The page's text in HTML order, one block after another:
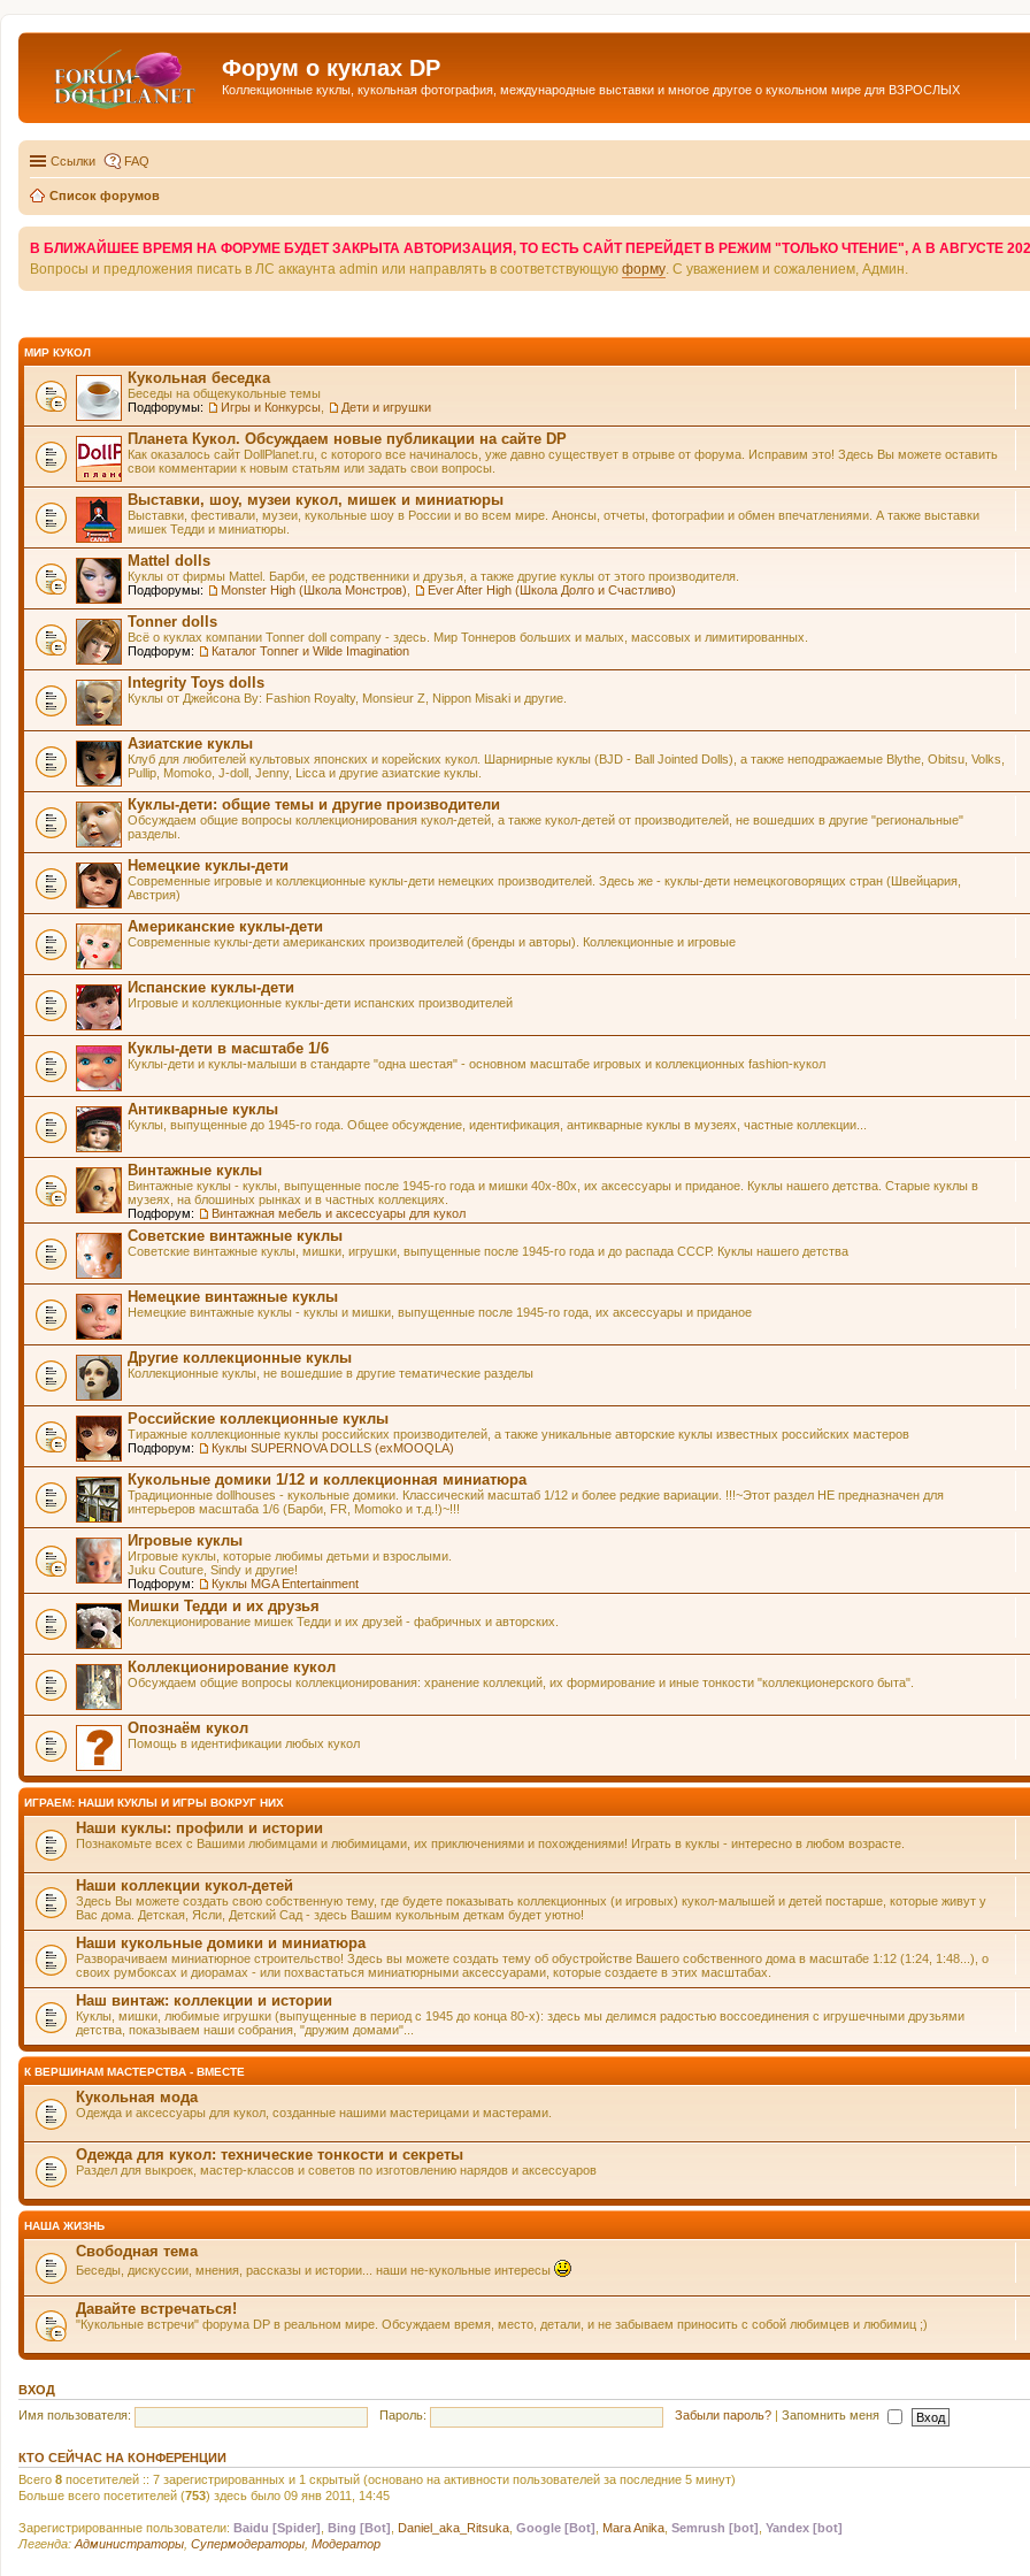
Форум о куклах DP
Коллекционные куклы, кукольная фотография, международные выставки и многое другое о кукольном мире для ВЗРОСЛЫХ
Ссылки FAQ
Список форумов
В БЛИЖАЙШЕЕ ВРЕМЯ НА ФОРУМЕ БУДЕТ ЗАКРЫТА АВТОРИЗАЦИЯ, ТО ЕСТЬ САЙТ ПЕРЕЙДЕТ В РЕЖИМ "ТОЛЬКО ЧТЕНИЕ", А В АВГУСТЕ
Вопросы и предложения писать в ЛС аккаунта admin или направлять в соответствующую форму . С уважением и сожалением, Админ.
МИР КУКОЛ
Кукольная беседка
Беседы на общекукольные темы
Подфорумы:
Игры и Конкурсы Дети и игрушки
Планета Кукол. Обсуждаем новые публикации на сайте DP
Как оказалось сайт DollPlanet.ru, с которого все начиналось, уже давно существует в отрыве от форума. Исправим это! Здесь Вы можете оставить
свои комментарии к новым статьям или задать свои вопросы.
Выставки, шоу, музеи кукол, мишек и миниатюры
Выставки, фестивали, музеи, кукольные шоу в России и во всем мире. Анонсы, отчеты, фотографии и обмен впечатлениями. А также выставки
мишек Тедди и миниатюры.
Mattel dolls
Куклы от фирмы Mattel. Барби, ее родственники и друзья, а также другие куклы от этого производителя.
Подфорумы:
Monster High (Школа Монстров) Ever After High (Школа Долго и Счастливо)
Tonner dolls
Всё о куклах компании Tonner doll company - здесь. Мир Тоннеров больших и малых, массовых и лимитированных.
Подфорум:
Каталог Tonner и Wilde Imagination
Integrity Toys dolls
Куклы от Джейсона Ву: Fashion Royalty, Monsieur Z, Nippon Misaki и другие.
Азиатские куклы
Клуб для любителей культовых японских и корейских кукол. Шарнирные куклы (BJD - Ball Jointed Dolls), а также неподражаемые Blythe, Obitsu, Volks,
Pullip, Momoko, J-doll, Jenny, Licca и другие азиатские куклы.
Куклы-дети: общие темы и другие производители
Обсуждаем общие вопросы коллекционирования кукол-детей, а также кукол-детей от производителей, не вошедших в другие "региональные"
разделы.
Немецкие куклы-дети
Современные игровые и коллекционные куклы-дети немецких производителей. Здесь же - куклы-дети немецкоговорящих стран (Швейцария,
Австрия)
Американские куклы-дети
Современные куклы-дети американских производителей (бренды и авторы). Коллекционные и игровые
Испанские куклы-дети
Игровые и коллекционные куклы-дети испанских производителей
Куклы-дети в масштабе 1/6
Куклы-дети и куклы-малыши в стандарте "одна шестая" - основном масштабе игровых и коллекционных fashion-кукол
Антикварные куклы
Куклы, выпущенные до 1945-го года. Общее обсуждение, идентификация, антикварные куклы в музеях, частные коллекции...
Винтажные куклы
Винтажные куклы - куклы, выпущенные после 1945-го года и мишки 40х-80х, их аксессуары и приданое. Куклы нашего детства. Старые куклы в
музеях, на блошиных рынках и в частных коллекциях.
Подфорум:
Винтажная мебель и аксессуары для кукол
Советские винтажные куклы
Советские винтажные куклы, мишки, игрушки, выпущенные после 1945-го года и до распада СССР. Куклы нашего детства
Немецкие винтажные куклы
Немецкие винтажные куклы - куклы и мишки, выпущенные после 1945-го года, их аксессуары и приданое
Другие коллекционные куклы
Коллекционные куклы, не вошедшие в другие тематические разделы
Российские коллекционные куклы
Тиражные коллекционные куклы российских производителей, а также уникальные авторские куклы известных российских мастеров
Подфорум:
Куклы SUPERNOVA DOLLS (exMOOQLA)
Кукольные домики 1/12 и коллекционная миниатюра
Традиционные dollhouses - кукольные домики. Классический масштаб 1/12 и более редкие вариации. !!!~Этот раздел НЕ предназначен для
интерьеров масштаба 1/6 (Барби, FR, Momoko и т.д.!)~!!!
Игровые куклы
Игровые куклы, которые любимы детьми и взрослыми.
Juku Couture, Sindy и другие!
Подфорум:
Куклы MGA Entertainment
Мишки Тедди и их друзья
Коллекционирование мишек Тедди и их друзей - фабричных и авторских.
Коллекционирование кукол
Обсуждаем общие вопросы коллекционирования: хранение коллекций, их формирование и иные тонкости "коллекционерского быта".
Опознаём кукол
Помощь в идентификации любых кукол
ИГРАЕМ: НАШИ КУКЛЫ И ИГРЫ ВОКРУГ НИХ
Наши куклы: профили и истории
Познакомьте всех с Вашими любимцами и любимицами, их приключениями и похождениями! Играть в куклы - интересно в любом возрасте.
Наши коллекции кукол-детей
Здесь Вы можете создать свою собственную тему, где будете показывать коллекционных (и игровых) кукол-малышей и детей постарше, которые живут у
Вас дома. Детская, Ясли, Детский Сад - здесь Вашим кукольным деткам будет уютно!
Наши кукольные домики и миниатюра
Разворачиваем миниатюрное строительство! Здесь вы можете создать тему об обустройстве Вашего собственного дома в масштабе 1:12 (1:24, 1:48...), о
своих румбоксах и диорамах - или похвастаться миниатюрными аксессуарами, которые создаете в этих масштабах.
Наш винтаж: коллекции и истории
Куклы, мишки, любимые игрушки (выпущенные в период с 1945 до конца 80-х): здесь мы делимся радостью воссоединения с игрушечными друзьями
детства, показываем наши собрания, "дружим домами"...
К ВЕРШИНАМ МАСТЕРСТВА - ВМЕСТЕ
Кукольная мода
Одежда и аксессуары для кукол, созданные нашими мастерицами и мастерами.
Одежда для кукол: технические тонкости и секреты
Раздел для выкроек, мастер-классов и советов по изготовлению нарядов и аксессуаров
НАША ЖИЗНЬ
Свободная тема
Беседы, дискуссии, мнения, рассказы и истории... наши не-кукольные интересы
Давайте встречаться!
"Кукольные встречи" форума DP в реальном мире. Обсуждаем время, место, детали, и не забываем приносить с собой любимцев и любимиц ;)
ВХОД
Имя пользователя:
Пароль: Забыли пароль? Запомнить меня
КТО СЕЙЧАС НА КОНФЕРЕНЦИИ
Всего 8 посетителей :: 7 зарегистрированных и 1 скрытый (основано на активности пользователей за последние 5 минут)
Больше всего посетителей (753) здесь было 09 янв 2011, 14:45
Зарегистрированные пользователи: Baidu [Spider] Bing [Bot] Daniel_aka_Ritsuka Google [Bot] Mara Anika Semrush [bot] Yandex [bot]
Легенда: Администраторы Супермодераторы Модератор